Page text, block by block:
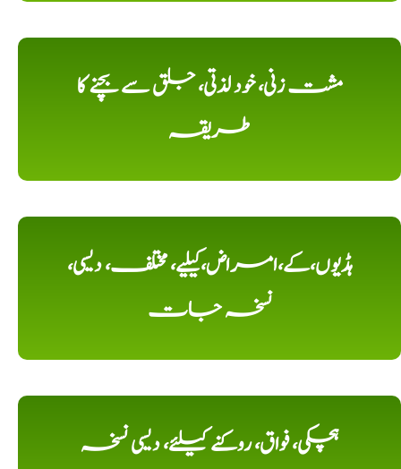
مشت زنی، خود لذتی، جلق سے بچنے کا
طریقہ
ہڈیوں،کے،امراض،کیلیے، مختلف، دیسی،
نسخہ جات
ہچکی، فواق، روکنے کیلئے، دیسی نسخہ